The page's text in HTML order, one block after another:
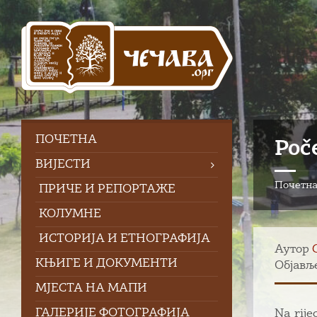
Skip
content
Skip
left
sidebar
Skip
footer
Почетна
Аутор
Na
ПOЧЕТНА
ВИЈЕСТИ
ПРИЧЕ И РЕПОРТАЖЕ
КОЛУМНЕ
ИСТОРИЈА И ЕТНОГРАФИЈА
КЊИГЕ И ДОКУМЕНТИ
МЈЕСТА НА МАПИ
ГАЛЕРИЈЕ ФОТОГРАФИЈА